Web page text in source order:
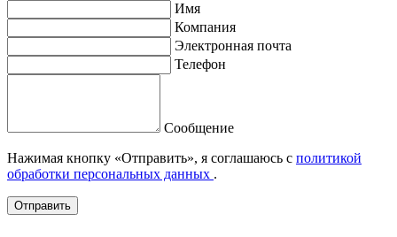
Имя
Компания
Электронная почта
Телефон
Сообщение
Нажимая кнопку «Отправить», я соглашаюсь с политикой
обработки персональных данных .
Отправить